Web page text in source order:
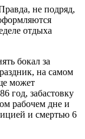
не подряд,
отдыха
бокал за
на самом
может
год, забастовку
рабочем дне и
и смертью 6